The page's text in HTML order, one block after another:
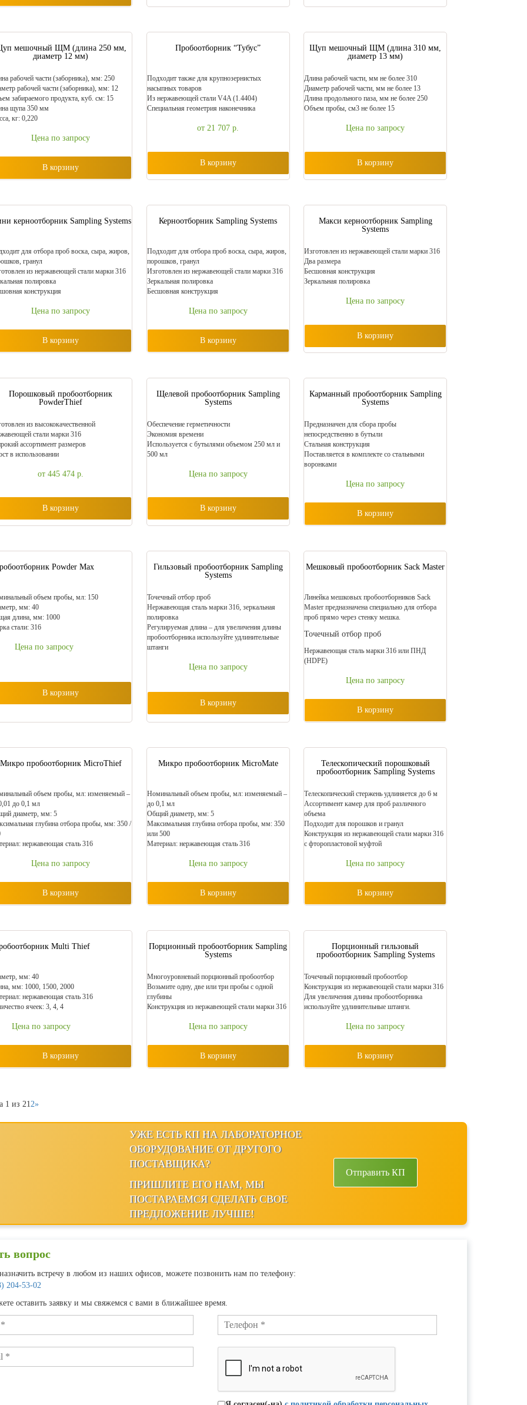
мешочный ЩМ (длина 250 мм,
диаметр 12 мм)
рабочей части (заборника), мм: 250
рабочей части (заборника), мм: 12
забираемого продукта, куб. см: 15
щупа 350 мм
кг: 0,220
Цена по запросу
В корзину
Пробоотборник “Тубус”
Подходит также для крупнозернистых
насыпных товаров
Из нержавеющей стали V4A (1.4404)
Специальная геометрия наконечника
от 21 707р.
В корзину
Щуп мешочный ЩМ (длина 310 мм,
диаметр 13 мм)
Длина рабочей части, мм не более 310
Диаметр рабочей части, мм не более 13
Длина продольного паза, мм не более 250
Объем пробы, см3 не более 15
Цена по запросу
В корзину
керноотборник Sampling Systems
для отбора проб воска, сыра, жиров,
гранул
из нержавеющей стали марки 316
полировка
конструкция
Цена по запросу
В корзину
Керноотборник Sampling Systems
Подходит для отбора проб воска, сыра, жиров,
порошков, гранул
Изготовлен из нержавеющей стали марки 316
Зеркальная полировка
Бесшовная конструкция
Цена по запросу
В корзину
Макси керноотборник Sampling
Systems
Изготовлен из нержавеющей стали марки 316
Два размера
Бесшовная конструкция
Зеркальная полировка
Цена по запросу
В корзину
Порошковый пробоотборник
PowderThief
из высококачественной
стали марки 316
ассортимент размеров
в использовании
от 445 474р.
В корзину
Щелевой пробоотборник Sampling
Systems
Обеспечение герметичности
Экономия времени
Используется с бутылями объемом 250 мл и
500 мл
Цена по запросу
В корзину
Карманный пробоотборник Sampling
Systems
Предназначен для сбора пробы
непосредственно в бутыли
Стальная конструкция
Поставляется в комплекте со стальными
воронками
Цена по запросу
В корзину
Powder Max
объем пробы, мл: 150
мм: 40
длина, мм: 1000
стали: 316
Цена по запросу
В корзину
Гильзовый пробоотборник Sampling
Systems
Точечный отбор проб
Нержавеющая сталь марки 316, зеркальная
полировка
Регулируемая длина – для увеличения длины
пробоотборника используйте удлинительные
штанги
Цена по запросу
В корзину
Мешковый пробоотборник Sack Master
Линейка мешковых пробоотборников Sack
Master предназначена специально для отбора
проб прямо через стенку мешка.
Точечный отбор проб
Нержавеющая сталь марки 316 или ПНД
(HDPE)
Цена по запросу
В корзину
Микро пробоотборник MicroThief
объем пробы, мл: изменяемый –
до 0,1 мл
диаметр, мм: 5
глубина отбора пробы, мм: 350 /
нержавеющая сталь 316
Цена по запросу
В корзину
Микро пробоотборник MicroMate
Номинальный объем пробы, мл: изменяемый –
до 0,1 мл
Общий диаметр, мм: 5
Максимальная глубина отбора пробы, мм: 350
или 500
Материал: нержавеющая сталь 316
Цена по запросу
В корзину
Телескопический порошковый
пробоотборник Sampling Systems
Телескопический стержень удлиняется до 6 м
Ассортимент камер для проб различного
объема
Подходит для порошков и гранул
Конструкция из нержавеющей стали марки 316
с фторопластовой муфтой
Цена по запросу
В корзину
Multi Thief
мм: 40
мм: 1000, 1500, 2000
нержавеющая сталь 316
ячеек: 3, 4, 4
Цена по запросу
В корзину
Порционный пробоотборник Sampling
Systems
Многоуровневый порционный пробоотбор
Возьмите одну, две или три пробы с одной
глубины
Конструкция из нержавеющей стали марки 316
Цена по запросу
В корзину
Порционный гильзовый
пробоотборник Sampling Systems
Точечный порционный пробоотбор
Конструкция из нержавеющей стали марки 316
Для увеличения длины пробоотборника
используйте удлинительные штанги.
Цена по запросу
В корзину
1 из 212»
УЖЕ ЕСТЬ КП НА ЛАБОРАТОРНОЕ
ОБОРУДОВАНИЕ ОТ ДРУГОГО
ПОСТАВЩИКА?
ПРИШЛИТЕ ЕГО НАМ, МЫ
ПОСТАРАЕМСЯ СДЕЛАТЬ СВОЕ
ПРЕДЛОЖЕНИЕ ЛУЧШЕ!
Отправить КП
вопрос
встречу в любом из наших офисов, можете позвонить нам по телефону:
204-53-02
оставить заявку и мы свяжемся с вами в ближайшее время.